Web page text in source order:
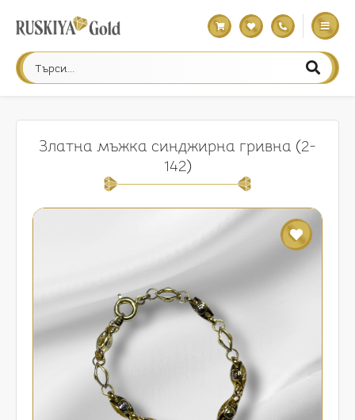
Златна мъжка синджирна гривна (2-
142)